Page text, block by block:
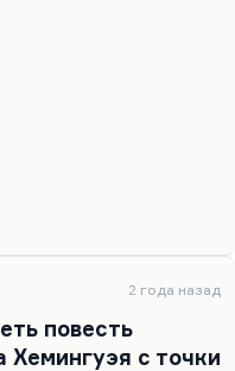
образы. Это такая
и
есть. На
безусловно,
(например, об
блеск, какой был у
прозе. Но
2 года назад
повесть
с точки